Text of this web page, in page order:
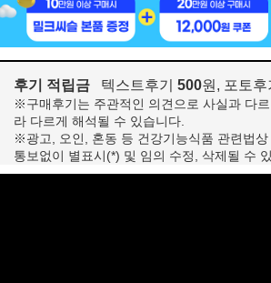
후기 적립금 텍스트후기 500원, 포토후
※구매후기는 주관적인 의견으로 사실과 다
라 다르게 해석될 수 있습니다.
※광고, 오인, 혼동 등 건강기능식품 관련법상
통보없이 별표시(*) 및 임의 수정, 삭제될 수